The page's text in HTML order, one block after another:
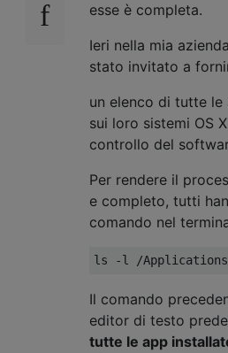
esse è completa.
Ieri nella mia
stato invitato a
un elenco di tutte
sui loro sistemi OS
controllo del
Per rendere il
e completo, tutti
comando nel
Il comando
editor di testo
tutte le app